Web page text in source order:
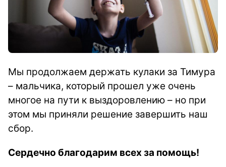
Мы продолжаем держать кулаки за Тимура
– мальчика, который прошел уже очень
многое на пути к выздоровлению – но при
этом мы приняли решение завершить наш
сбор.
Сердечно благодарим всех за помощь!